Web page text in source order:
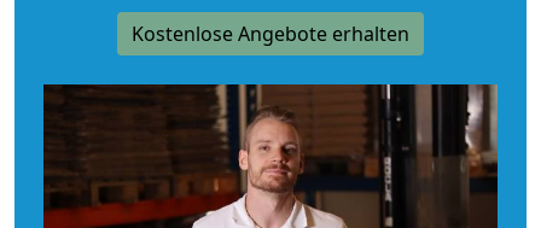
Kostenlose Angebote erhalten